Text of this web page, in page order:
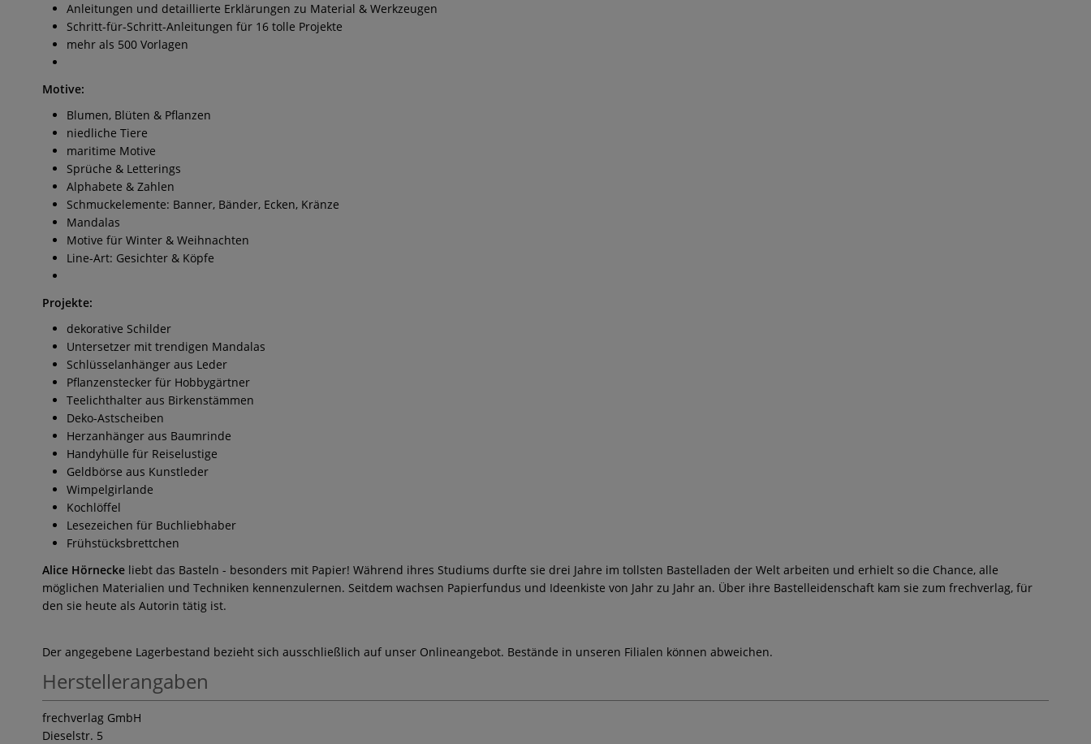
Anleitungen und detaillierte Erklärungen zu Material & Werkzeugen
Schritt-für-Schritt-Anleitungen für 16 tolle Projekte
mehr als 500 Vorlagen
Motive:
Blumen, Blüten & Pflanzen
niedliche Tiere
maritime Motive
Sprüche & Letterings
Alphabete & Zahlen
Schmuckelemente: Banner, Bänder, Ecken, Kränze
Mandalas
Motive für Winter & Weihnachten
Line-Art: Gesichter & Köpfe
Projekte:
dekorative Schilder
Untersetzer mit trendigen Mandalas
Schlüsselanhänger aus Leder
Pflanzenstecker für Hobbygärtner
Teelichthalter aus Birkenstämmen
Deko-Astscheiben
Herzanhänger aus Baumrinde
Handyhülle für Reiselustige
Geldbörse aus Kunstleder
Wimpelgirlande
Kochlöffel
Lesezeichen für Buchliebhaber
Frühstücksbrettchen
Alice Hörnecke liebt das Basteln - besonders mit Papier! Während ihres Studiums durfte sie drei Jahre im tollsten Bastelladen der Welt arbeiten und erhielt so die Chance, alle
möglichen Materialien und Techniken kennenzulernen. Seitdem wachsen Papierfundus und Ideenkiste von Jahr zu Jahr an. Über ihre Bastelleidenschaft kam sie zum frechverlag, für
den sie heute als Autorin tätig ist.
Der angegebene Lagerbestand bezieht sich ausschließlich auf unser Onlineangebot. Bestände in unseren Filialen können abweichen.
Herstellerangaben
frechverlag GmbH
Dieselstr. 5